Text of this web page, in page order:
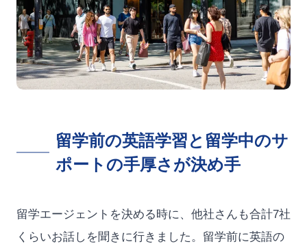
留学前の英語学習と留学中のサ
ポートの手厚さが決め手
留学エージェントを決める時に、他社さんも合計7社
くらいお話しを聞きに行きました。留学前に英語の